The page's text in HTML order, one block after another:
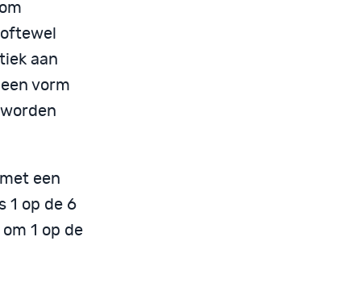
aan
vorm
een
1 op de 6
1 op de